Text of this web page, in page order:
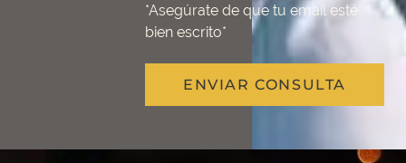
*Asegúrate de que tu email esté
bien escrito*
ENVIAR CONSULTA